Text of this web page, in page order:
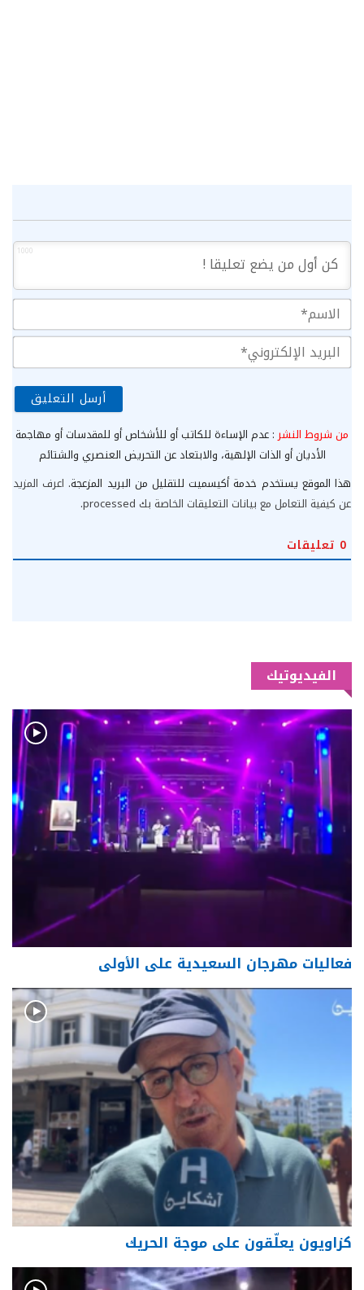
1000
من شروط النشر: عدم الإساءة للكاتب أو للأشخاص أو للمقدسات أو مهاجمة
الأديان أو الذات الإلهية، والابتعاد عن التحريض العنصري والشتائم
هذا الموقع يستخدم خدمة أكيسميت للتقليل من البريد المزعجة. اعرف المزيد
عن كيفية التعامل مع بيانات التعليقات الخاصة بك processed
.
0 تعليقات
الفيديوتيك
فعاليات مهرجان السعيدية على الأولى
كزاويون يعلّقون على موجة الحريك